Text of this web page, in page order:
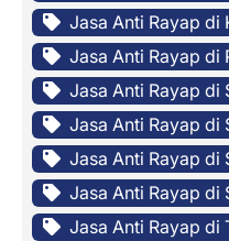
Jasa Anti Rayap di
Jasa Anti Rayap di
Jasa Anti Rayap di
Jasa Anti Rayap di
Jasa Anti Rayap di
Jasa Anti Rayap di
Jasa Anti Rayap di